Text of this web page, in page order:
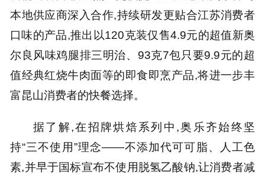
本地供应商深入合作,持续研发更贴合江苏消费者
口味的产品,推出以120克装仅售4.9元的超值新奥
尔良风味鸡腿排三明治、93克7包只要9.9元的超
值经典红烧牛肉面等的即食即烹产品,将进一步丰
富昆山消费者的快餐选择。
据了解,在招牌烘焙系列中,奥乐齐始终坚
持“三不使用”理念——不添加代可可脂、人工色
素,并早于国标宣布不使用脱氢乙酸钠,让消费者减